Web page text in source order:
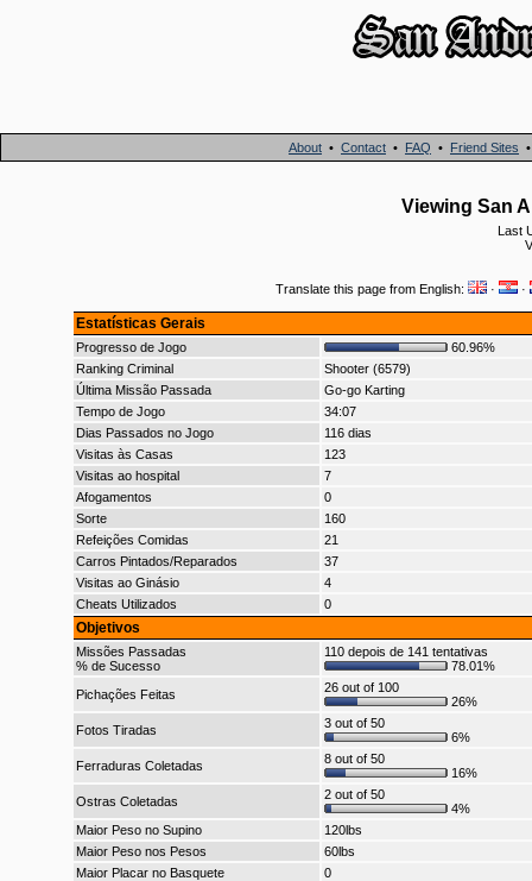
About • Contact • FAQ • Friend Sites
Viewing San
Last
Translate this page from English: · ·
Estatísticas Gerais
Progresso de Jogo
60.96%
Ranking Criminal
Shooter (6579)
Última Missão Passada
Go-go Karting
Tempo de Jogo
34:07
Dias Passados no Jogo
116 dias
Visitas às Casas
123
Visitas ao hospital
7
Afogamentos
0
Sorte
160
Refeições Comidas
21
Carros Pintados/Reparados
37
Visitas ao Ginásio
4
Cheats Utilizados
0
Objetivos
Missões Passadas
% de Sucesso
110 depois de 141 tentativas
78.01%
Pichações Feitas
26 out of 100
26%
Fotos Tiradas
3 out of 50
6%
Ferraduras Coletadas
8 out of 50
16%
Ostras Coletadas
2 out of 50
4%
Maior Peso no Supino
120lbs
Maior Peso nos Pesos
60lbs
Maior Placar no Basquete
0